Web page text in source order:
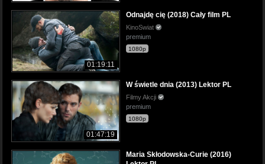
01:19:11
Odnajdę cię (2018) Cały film PL
KinoSwiat
premium
1080p
01:47:19
W świetle dnia (2013) Lektor PL
Filmy Akcji
premium
1080p
Maria Skłodowska-Curie (2016)